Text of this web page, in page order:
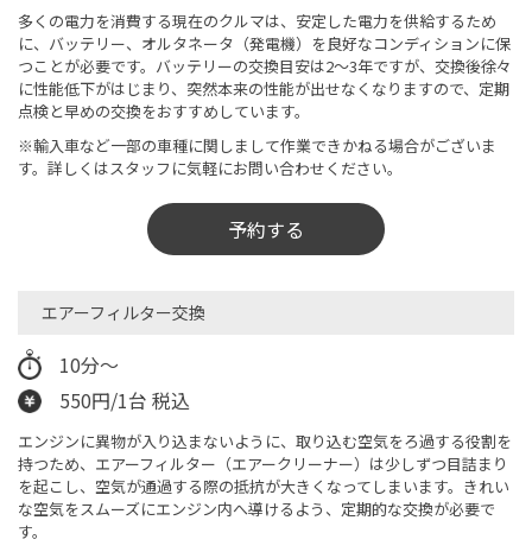
多くの電力を消費する現在のクルマは、安定した電力を供給するため
に、バッテリー、オルタネータ（発電機）を良好なコンディションに保
つことが必要です。バッテリーの交換目安は2～3年ですが、交換後徐々
に性能低下がはじまり、突然本来の性能が出せなくなりますので、定期
点検と早めの交換をおすすめしています。
※輸入車など一部の車種に関しまして作業できかねる場合がございま
す。詳しくはスタッフに気軽にお問い合わせください。
予約する
エアーフィルター交換
10分～
550円/1台 税込
エンジンに異物が入り込まないように、取り込む空気をろ過する役割を
持つため、エアーフィルター（エアークリーナー）は少しずつ目詰まり
を起こし、空気が通過する際の抵抗が大きくなってしまいます。きれい
な空気をスムーズにエンジン内へ導けるよう、定期的な交換が必要で
す。